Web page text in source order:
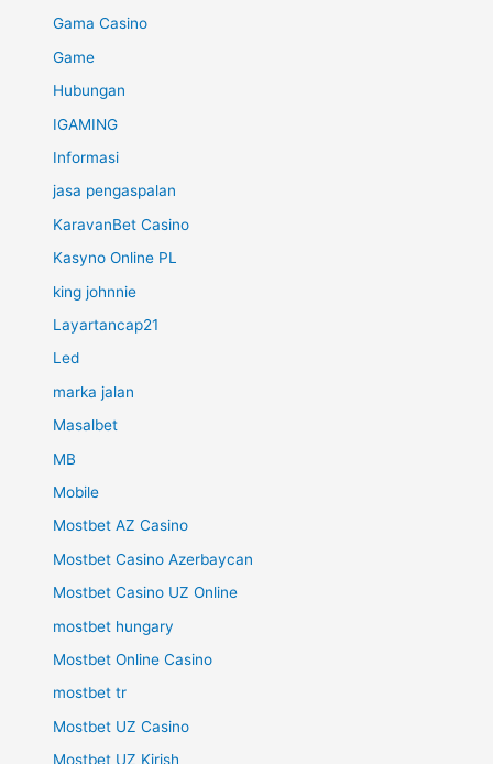
Gama Casino
Game
Hubungan
IGAMING
Informasi
jasa pengaspalan
KaravanBet Casino
Kasyno Online PL
king johnnie
Layartancap21
Led
marka jalan
Masalbet
MB
Mobile
Mostbet AZ Casino
Mostbet Casino Azerbaycan
Mostbet Casino UZ Online
mostbet hungary
Mostbet Online Casino
mostbet tr
Mostbet UZ Casino
Mostbet UZ Kirish